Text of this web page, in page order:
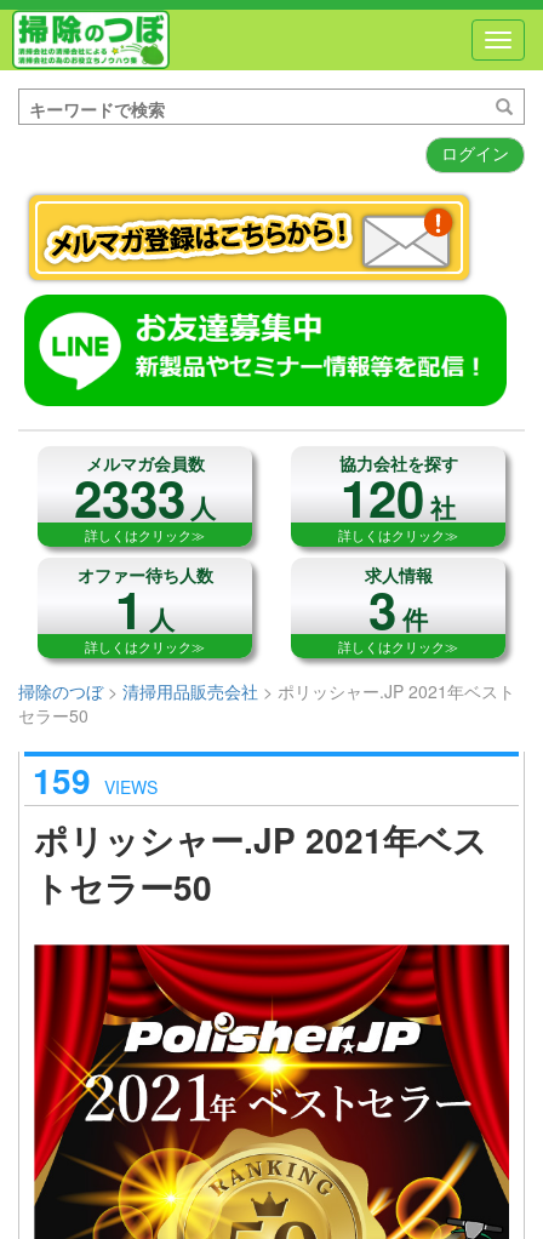
ログイン
メルマガ会員数
2333人
詳しくはクリック≫
協力会社を探す
120社
詳しくはクリック≫
オファー待ち人数
1人
詳しくはクリック≫
求人情報
3件
詳しくはクリック≫
掃除のつぼ> 清掃用品販売会社 > ポリッシャー.JP 2021年ベスト
セラー50
159 VIEWS
ポリッシャー.JP 2021年ベス
トセラー50